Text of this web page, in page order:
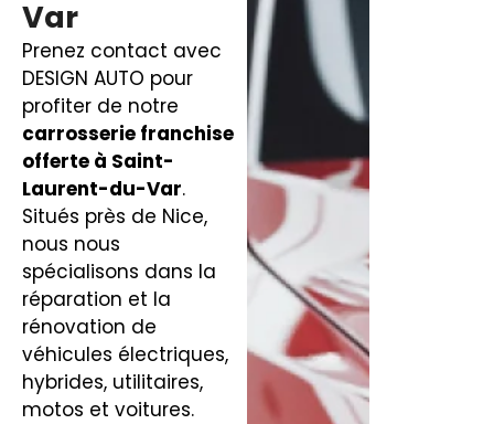
Var
Prenez contact avec
DESIGN AUTO pour
profiter de notre
carrosserie franchise
offerte à Saint-
Laurent-du-Var.
Situés près de Nice,
nous nous
spécialisons dans la
réparation et la
rénovation de
véhicules électriques,
hybrides, utilitaires,
motos et voitures.